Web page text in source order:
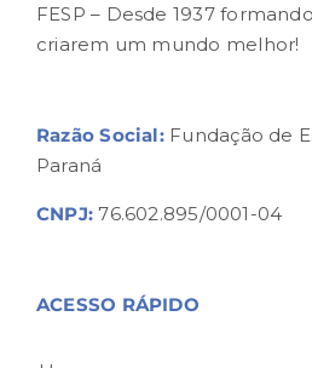
FESP – Desde 1937
criarem um mundo melhor!
Razão Social:Fundação de
Paraná
CNPJ: 76.602.895/0001-04
ACESSO RÁPIDO